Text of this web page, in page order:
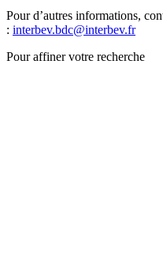
Pour d’autres informations,
: interbev.bdc@interbev.fr
Pour affiner votre recherche